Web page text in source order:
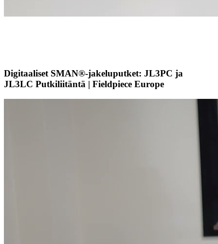
Digitaaliset SMAN®-jakeluputket: JL3PC ja
JL3LC Putkiliitäntä | Fieldpiece Europe